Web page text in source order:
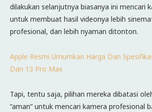
dilakukan selanjutnya biasanya ini mencari
untuk membuat hasil videonya lebih
profesional, dan lebih nyaman ditonton.
Apple Resmi Umumkan Harga Dan
Dan 13 Pro Max
Tapi, tentu saja, pilihan mereka dibatasi
“aman” untuk mencari kamera profesional